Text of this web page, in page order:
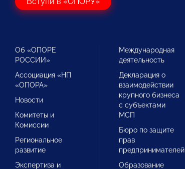
Об «ОПОРЕ
РОССИИ»
Ассоциация «НП
«ОПОРА»
Новости
Комитеты и
Комиссии
Региональное
развитие
Экспертиза и
Международная
деятельность
Декларация о
взаимодействии
крупного бизнеса
с субъектами
МСП
Бюро по защите
прав
предпринимателей
Образование